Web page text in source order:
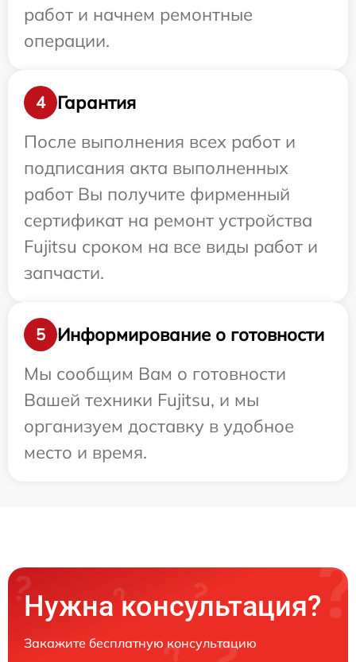
работ и начнем ремонтные
операции.
4
Гарантия
После выполнения всех работ и
подписания акта выполненных
работ Вы получите фирменный
сертификат на ремонт устройства
Fujitsu сроком на все виды работ и
запчасти.
5
Информирование о готовности
Мы сообщим Вам о готовности
Вашей техники Fujitsu, и мы
организуем доставку в удобное
место и время.
Нужна консультация?
Закажите бесплатную консультацию